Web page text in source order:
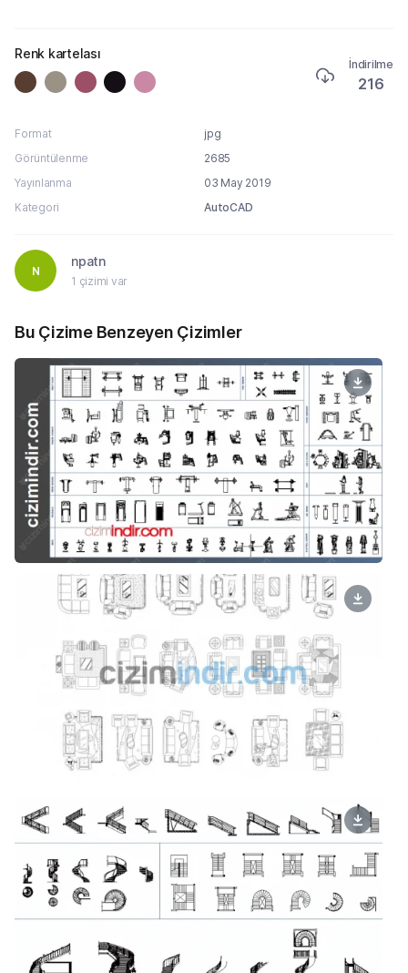
Renk kartelası
İndirilme
216
Format
jpg
Görüntülenme
2685
Yayınlanma
03 May 2019
Kategori
AutoCAD
N
npatn
1 çizimi var
Bu Çizime Benzeyen Çizimler